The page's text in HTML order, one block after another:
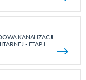
KANALIZACJI
- ETAP I